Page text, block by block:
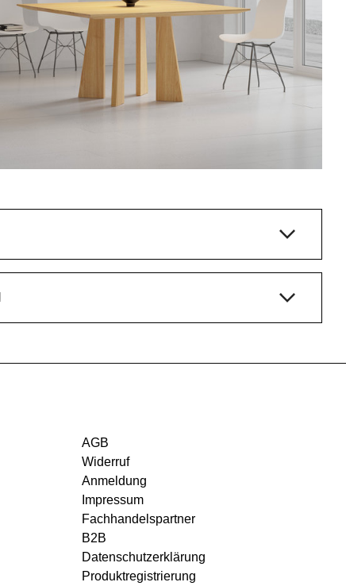
AGB
Widerruf
Anmeldung
Impressum
Fachhandelspartner
B2B
Datenschutzerklärung
Produktregistrierung